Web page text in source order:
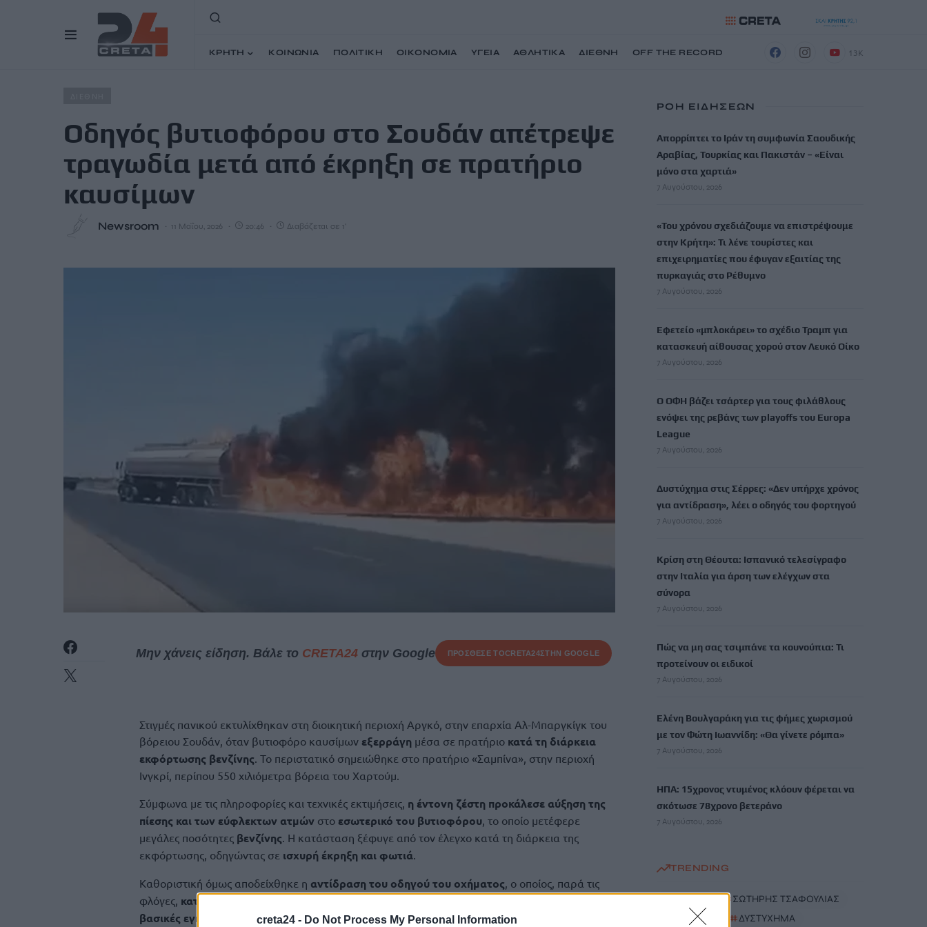
creta24 - Do Not Process My Personal Information
ΚΡΗΤΗ ΚΟΙΝΩΝΙΑ ΠΟΛΙΤΙΚΗ ΟΙΚΟΝΟΜΙΑ ΥΓΕΙΑ ΑΘΛΗΤΙΚΑ ΔΙΕΘΝΗ OFF THE RECORD
13K
Οδηγός βυτιοφόρου στο Σουδάν απέτρεψε
τραγωδία μετά από έκρηξη σε πρατήριο
καυσίμων
Newsroom 11 Μαΐου, 2026 20:46 Διαβάζεται σε 1'
Μην χάνεις είδηση. Βάλε το CRETA24στην Google ΠΡΟΣΘΕΣΕ ΤΟCRETA24ΣΤΗΝ GOOGLE
Στιγμές πανικού εκτυλίχθηκαν στη διοικητική περιοχή Αργκό, στην επαρχία Αλ-Μπαργκίγκ του
βόρειου Σουδάν, όταν βυτιοφόρο καυσίμων εξερράγη μέσα σε πρατήριο κατά τη διάρκεια
εκφόρτωσης βενζίνης. Το περιστατικό σημειώθηκε στο πρατήριο «Σαμπίνα», στην περιοχή
Ινγκρί, περίπου 550 χιλιόμετρα βόρεια του Χαρτούμ.
Σύμφωνα με τις πληροφορίες και τεχνικές εκτιμήσεις, η έντονη ζέστη προκάλεσε αύξηση της
πίεσης και των εύφλεκτων ατμών στο εσωτερικό του βυτιοφόρου, το οποίο μετέφερε
μεγάλες ποσότητες βενζίνης. Η κατάσταση ξέφυγε από τον έλεγχο κατά τη διάρκεια της
εκφόρτωσης, οδηγώντας σε ισχυρή έκρηξη και φωτιά.
Καθοριστική όμως αποδείχθηκε η αντίδραση του οδηγού του οχήματος, ο οποίος, παρά τις
φλόγες, κατάφερε να απομακρύνει το βυτιοφόρο από τις δεξαμενές καυσίμων και τις
βασικές εγκαταστάσεις του πρατηρίου. Η ενέργειά του χαρακτηρίστηκε από κατοίκους και
ΡΟΗ ΕΙΔΗΣΕΩΝ
Απορρίπτει το Ιράν τη συμφωνία Σαουδικής
Αραβίας, Τουρκίας και Πακιστάν – «Είναι
μόνο στα χαρτιά»
7 Αυγούστου, 2026
«Του χρόνου σχεδιάζουμε να επιστρέψουμε
στην Κρήτη»: Τι λένε τουρίστες και
επιχειρηματίες που έφυγαν εξαιτίας της
πυρκαγιάς στο Ρέθυμνο
7 Αυγούστου, 2026
Εφετείο «μπλοκάρει» το σχέδιο Τραμπ για
κατασκευή αίθουσας χορού στον Λευκό Οίκο
7 Αυγούστου, 2026
Ο ΟΦΗ βάζει τσάρτερ για τους φιλάθλους
ενόψει της ρεβάνς των playoffs του Europa
League
7 Αυγούστου, 2026
Δυστύχημα στις Σέρρες: «Δεν υπήρχε χρόνος
για αντίδραση», λέει ο οδηγός του φορτηγού
7 Αυγούστου, 2026
Κρίση στη Θέουτα: Ισπανικό τελεσίγραφο
στην Ιταλία για άρση των ελέγχων στα
σύνορα
7 Αυγούστου, 2026
Πώς να μη σας τσιμπάνε τα κουνούπια: Τι
προτείνουν οι ειδικοί
7 Αυγούστου, 2026
Ελένη Βουλγαράκη για τις φήμες χωρισμού
με τον Φώτη Ιωαννίδη: «Θα γίνετε ρόμπα»
7 Αυγούστου, 2026
ΗΠΑ: 15χρονος ντυμένος κλόουν φέρεται να
σκότωσε 78χρονο βετεράνο
7 Αυγούστου, 2026
TRENDING
#ΣΩΤΗΡΗΣ ΤΣΑΦΟΥΛΙΑΣ
ΣΕΡΡΕΣ #ΔΥΣΤΥΧΗΜΑ